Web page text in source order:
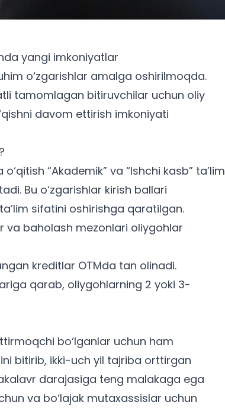
yangi imkoniyatlar
o‘zgarishlar amalga oshirilmoqda.
tamomlagan bitiruvchilar uchun oliy
davom ettirish imkoniyati
“Akademik” va “Ishchi kasb” ta’lim
Bu o‘zgarishlar kirish ballari
sifatini oshirishga qaratilgan.
va baholash mezonlari oliygohlar
kreditlar OTMda tan olinadi.
qarab, oliygohlarning 2 yoki 3-
bo‘lganlar uchun ham
bitirib, ikki-uch yil tajriba orttirgan
darajasiga teng malakaga ega
va bo‘lajak mutaxassislar uchun